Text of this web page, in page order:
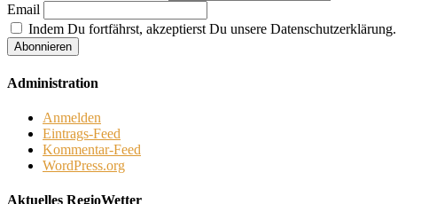
Email
Indem Du fortfährst, akzeptierst Du unsere Datenschutzerklärung.
Administration
Anmelden
Eintrags-Feed
Kommentar-Feed
WordPress.org
Aktuelles RegioWetter